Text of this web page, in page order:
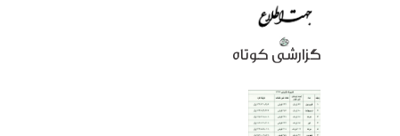
گزارشی کوتاه